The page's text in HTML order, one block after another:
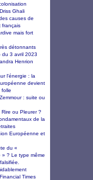
Ghali
causes de
français
mais fort
détonnants
du 3 avril 2023
Henrion
l'énergie : la
devient
folle
: suite ou
ou Pleurer ?
de la
Européenne et
du «
» ? Le type même
Times